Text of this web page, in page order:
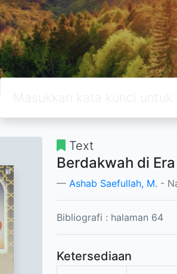
Text
Berdakwah di
Ashab Saefullah, M. -
Bibliografi : halaman 64
Ketersediaan